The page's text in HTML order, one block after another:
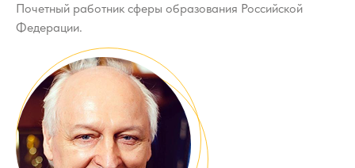
Почетный работник сферы образования Российской
Федерации.